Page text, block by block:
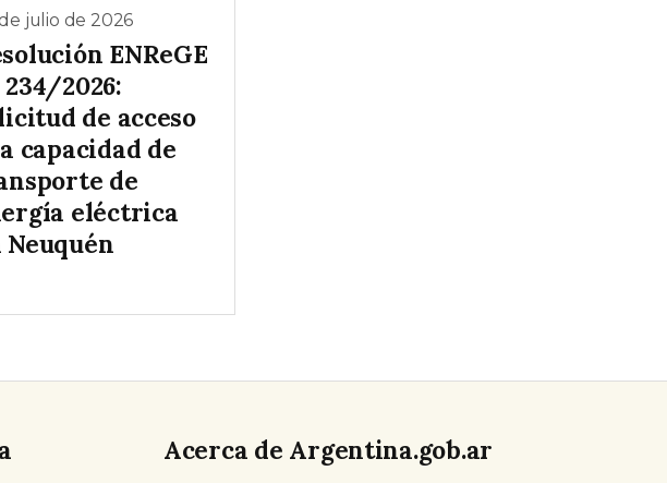
julio de 2026
ENReGE
234/2026:
de acceso
capacidad de
de
eléctrica
Neuquén
Acerca de Argentina.gob.ar